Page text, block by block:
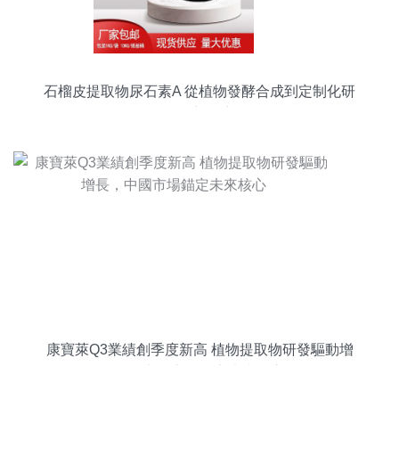
石榴皮提取物尿石素A 從植物發酵合成到定制化研
康寶萊Q3業績創季度新高 植物提取物研發驅動增